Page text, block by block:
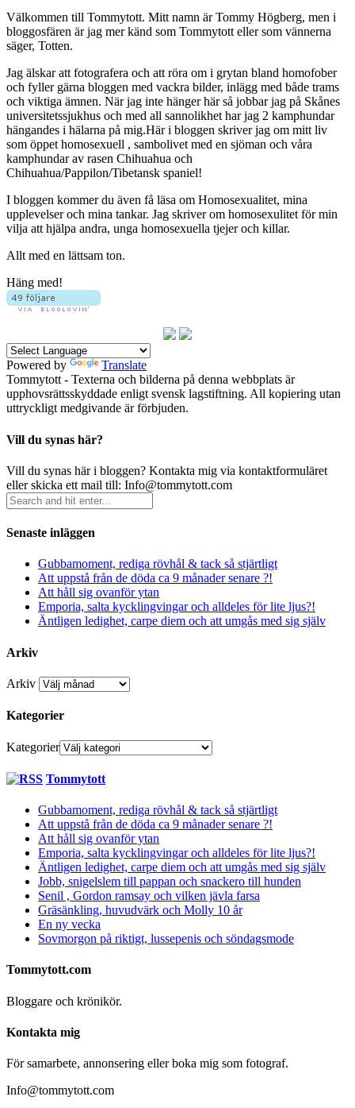
Välkommen till Tommytott. Mitt namn är Tommy Högberg, men i
bloggosfären är jag mer känd som Tommytott eller som vännerna
säger, Totten.
Jag älskar att fotografera och att röra om i grytan bland homofober
och fyller gärna bloggen med vackra bilder, inlägg med både trams
och viktiga ämnen. När jag inte hänger här så jobbar jag på Skånes
universitetssjukhus och med all sannolikhet har jag 2 kamphundar
hängandes i hälarna på mig.Här i bloggen skriver jag om mitt liv
som öppet homosexuell , sambolivet med en sjöman och våra
kamphundar av rasen Chihuahua och
Chihuahua/Pappilon/Tibetansk spaniel!
I bloggen kommer du även få läsa om Homosexualitet, mina
upplevelser och mina tankar. Jag skriver om homosexulitet för min
vilja att hjälpa andra, unga homosexuella tjejer och killar.
Allt med en lättsam ton.
Häng med!
Powered by
Translate
Tommytott - Texterna och bilderna på denna webbplats är
upphovsrättsskyddade enligt svensk lagstiftning. All kopiering utan
uttryckligt medgivande är förbjuden.
Vill du synas här?
Vill du synas här i bloggen? Kontakta mig via kontaktformuläret
eller skicka ett mail till: Info@tommytott.com
Senaste inläggen
Gubbamoment, rediga rövhål & tack så stjärtligt
Att uppstå från de döda ca 9 månader senare ?!
Att håll sig ovanför ytan
Emporia, salta kycklingvingar och alldeles för lite ljus?!
Äntligen ledighet, carpe diem och att umgås med sig själv
Arkiv
Arkiv
Kategorier
Kategorier
Tommytott
Gubbamoment, rediga rövhål & tack så stjärtligt
Att uppstå från de döda ca 9 månader senare ?!
Att håll sig ovanför ytan
Emporia, salta kycklingvingar och alldeles för lite ljus?!
Äntligen ledighet, carpe diem och att umgås med sig själv
Jobb, snigelslem till pappan och snackero till hunden
Senil , Gordon ramsay och vilken jävla farsa
Gräsänkling, huvudvärk och Molly 10 år
En ny vecka
Sovmorgon på riktigt, lussepenis och söndagsmode
Tommytott.com
Bloggare och krönikör.
Kontakta mig
För samarbete, annonsering eller boka mig som fotograf.
Info@tommytott.com